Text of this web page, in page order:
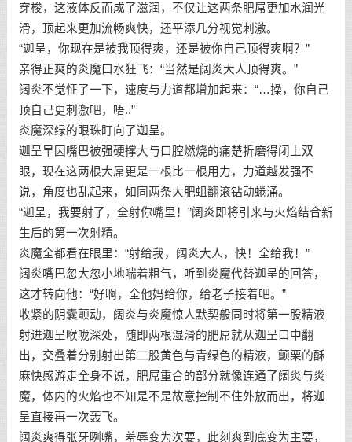
穿梭，这液体反而成了滋润，不仅让这两条肥屌更加水润光
滑，顶起来更加流畅爽快，还平添几分视觉刺激。
“迦呈，你现在是被我顶得爽，还是被你自己顶得爽啊？”
亲得正爽的炎魔口水狂飞：“当然是阔炎大人顶得爽。”
阔炎不觉怔了一下，速度与力道都增加起来：“…操，你自己
顶自己更刺激吧，唔..”
炎魔深绿的眼珠盯向了迦呈。
迦呈早因嘴巴被强硬撑大与口腔燃烧的痛楚折磨得闭上双
眼，现在这两根大屌更是一根比一根用力，力道越发强不
说，角度也乱起来，如同两条大肥蛆翻滚钻动蜷涌。
“迦呈，我要射了，全射你嘴里！”阔炎即将引来与火焰结合新
生后的第一次射精。
炎魔全都看在眼里：“射给我，阔炎大人，快！全给我！”
阔炎嘴巴忽大忽小地喘着粗气，听到炎魔代替迦呈的回答，
这才转向他：“好啊，全他妈给你，给老子接着吧。”
收紧的阴囊颤动，阔炎与炎魔惊人默契般同时将第一股精液
射进迦呈喉咙深处，随即两根湿滑的肥屌就从迦呈口中翻
出，交叠着分别射出第二股黄色与青绿色的精液，颤栗的酥
麻快感游走全身不说，肥屌重合的部分就像连通了阔炎与炎
魔，体内的火焰也不知是不是故意控制不住外放而出，将迦
呈直接再一次轰飞。
阔炎爽得张牙咧嘴，羞辱变为次要，此刻爽到底变为主要，